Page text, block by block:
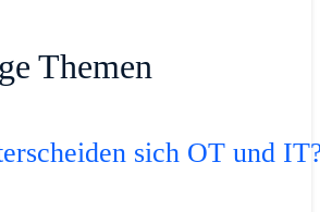
Themen
sich OT und